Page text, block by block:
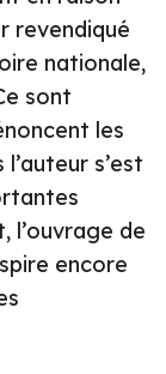
revendiqué
nationale,
sont
les
s’est
l’ouvrage de
encore